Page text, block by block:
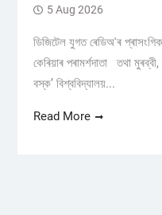
5 Aug 2026
ডিজিটেল যুগত ৰেডিঅ'ৰ
কেৰিয়াৰ পৰামৰ্শদাতা তথা
বস্ক’ বিশ্ববিদ্যালয়...
Read More